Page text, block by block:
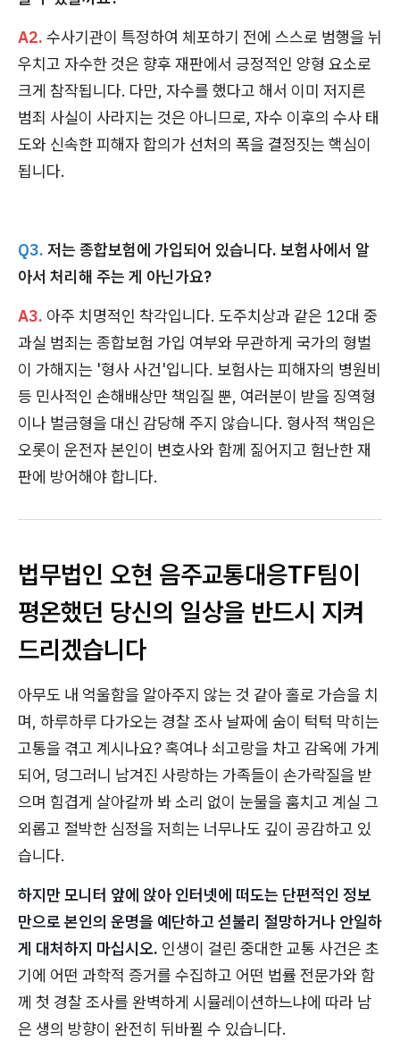
A2. 수사기관이 특정하여 체포하기 전에 스스로 범행을 뉘
우치고 자수한 것은 향후 재판에서 긍정적인 양형 요소로
크게 참작됩니다. 다만, 자수를 했다고 해서 이미 저지른
범죄 사실이 사라지는 것은 아니므로, 자수 이후의 수사 태
도와 신속한 피해자 합의가 선처의 폭을 결정짓는 핵심이
됩니다.
Q3. 저는 종합보험에 가입되어 있습니다. 보험사에서 알
아서 처리해 주는 게 아닌가요?
A3. 아주 치명적인 착각입니다. 도주치상과 같은 12대 중
과실 범죄는 종합보험 가입 여부와 무관하게 국가의 형벌
이 가해지는 '형사 사건'입니다. 보험사는 피해자의 병원비
등 민사적인 손해배상만 책임질 뿐, 여러분이 받을 징역형
이나 벌금형을 대신 감당해 주지 않습니다. 형사적 책임은
오롯이 운전자 본인이 변호사와 함께 짊어지고 험난한 재
판에 방어해야 합니다.
법무법인 오현 음주교통대응TF팀이
평온했던 당신의 일상을 반드시 지켜
드리겠습니다
아무도 내 억울함을 알아주지 않는 것 같아 홀로 가슴을 치
며, 하루하루 다가오는 경찰 조사 날짜에 숨이 턱턱 막히는
고통을 겪고 계시나요? 혹여나 쇠고랑을 차고 감옥에 가게
되어, 덩그러니 남겨진 사랑하는 가족들이 손가락질을 받
으며 힘겹게 살아갈까 봐 소리 없이 눈물을 훔치고 계실 그
외롭고 절박한 심정을 저희는 너무나도 깊이 공감하고 있
습니다.
하지만 모니터 앞에 앉아 인터넷에 떠도는 단편적인 정보
만으로 본인의 운명을 예단하고 섣불리 절망하거나 안일하
게 대처하지 마십시오. 인생이 걸린 중대한 교통 사건은 초
기에 어떤 과학적 증거를 수집하고 어떤 법률 전문가와 함
께 첫 경찰 조사를 완벽하게 시뮬레이션하느냐에 따라 남
은 생의 방향이 완전히 뒤바뀔 수 있습니다.